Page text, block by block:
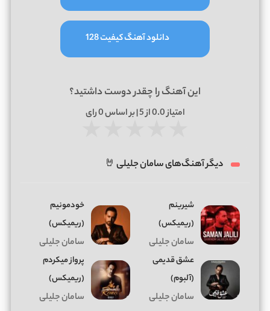
دانلود آهنگ کیفیت 128
این آهنگ را چقدر دوست داشتید؟
امتیاز0.0از 5 | بر اساس 0رای
دیگر آهنگ‌های سامان جلیلی 🤘
شیرینم
(ریمیکس)
سامان جلیلی
خودمونیم
(ریمیکس)
سامان جلیلی
عشق قدیمی
(آلبوم)
سامان جلیلی
پرواز میکردم
(ریمیکس)
سامان جلیلی